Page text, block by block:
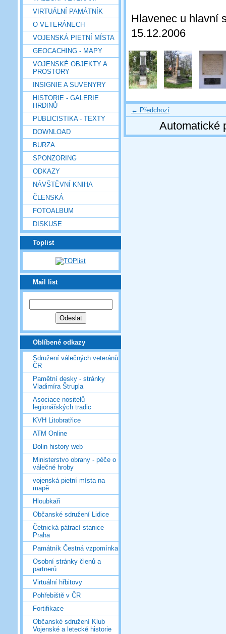
VIRTUÁLNÍ PAMÁTNÍK
O VETERÁNECH
VOJENSKÁ PIETNÍ MÍSTA
GEOCACHING - MAPY
VOJENSKÉ OBJEKTY A
PROSTORY
INSIGNIE A SUVENYRY
HISTORIE - GALERIE
HRDINŮ
PUBLICISTIKA - TEXTY
DOWNLOAD
BURZA
SPONZORING
ODKAZY
NÁVŠTĚVNÍ KNIHA
ČLENSKÁ
FOTOALBUM
DISKUSE
Toplist
Mail list
Oblíbené odkazy
Sdružení válečných veteránů
ČR
Pamětní desky - stránky
Vladimíra Štrupla
Asociace nositelů
legionářských tradic
KVH Litobratřice
ATM Online
Dolin history web
Ministerstvo obrany - péče o
válečné hroby
vojenská pietní místa na
mapě
Hloubkaři
Občanské sdružení Lidice
Četnická pátrací stanice
Praha
Památník Čestná vzpomínka
Osobní stránky členů a
partnerů
Virtuální hřbitovy
Pohřebiště v ČR
Fortifikace
Občanské sdružení Klub
Vojenské a letecké historie
Hlavenec u hlavní
15.12.2006
← Předchozí
Automatické